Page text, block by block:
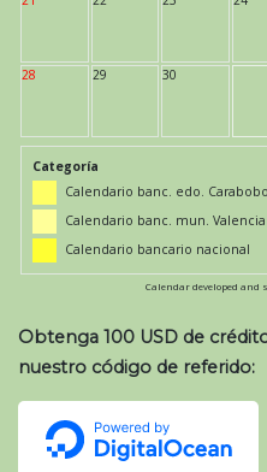
28 29 30
Categoría
Calendario banc. edo. Carabobo
Calendario banc. mun. Valencia
Calendario bancario nacional
Calendar developed and
Obtenga 100 USD de
nuestro código de referido: